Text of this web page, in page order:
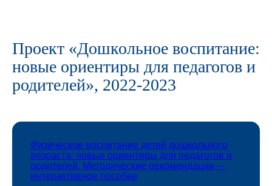
Проект «Дошкольное воспитание:
новые ориентиры для педагогов и
родителей», 2022-2023
Физическое воспитание детей дошкольного
возраста: новые ориентиры для педагогов и
родителей. Методические рекомендации —
интерактивное пособие